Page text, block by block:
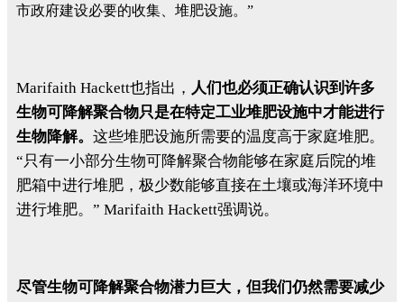
市政府建设必要的收集、堆肥设施。 ”
Marifaith Hackett也指出， 人们也必须正确认识到许多
生物可降解聚合物只是在特定工业堆肥设施中才能进行
生物降解。 这些堆肥设施所需要的温度高于家庭堆肥。
“只有一小部分生物可降解聚合物能够在家庭后院的堆
肥箱中进行堆肥，极少数能够直接在土壤或海洋环境中
进行堆肥。” Marifaith Hackett强调说。
尽管生物可降解聚合物潜力巨大，但我们仍然需要减少